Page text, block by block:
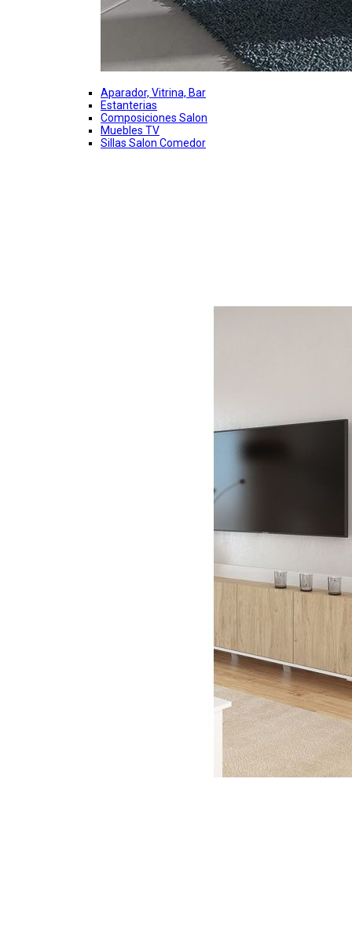
Aparador, Vitrina, Bar
Estanterias
Composiciones Salon
Muebles TV
Sillas Salon Comedor